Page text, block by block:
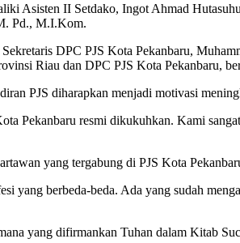
Asisten II Setdako, Ingot Ahmad
Pd., M.I.Kom.
DPC PJS Kota Pekanbaru,
Riau dan DPC PJS Kota Pekanbaru,
PJS diharapkan menjadi motivasi
Pekanbaru resmi dikukuhkan. Kami
yang tergabung di PJS Kota
berbeda-beda. Ada yang sudah
yang difirmankan Tuhan dalam Kitab